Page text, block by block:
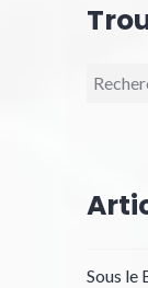
Sous le